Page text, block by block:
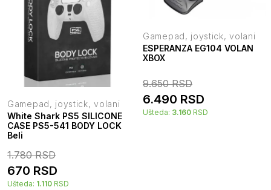
Gamepad, joystick, volani
White Shark PS5 SILICONE
CASE PS5-541 BODY LOCK
Beli
1.780RSD
670 RSD
Ušteda: 1.110 RSD
Gamepad, joystick, volani
ESPERANZA EG104 VOLAN
XBOX
9.650RSD
6.490 RSD
Ušteda: 3.160 RSD